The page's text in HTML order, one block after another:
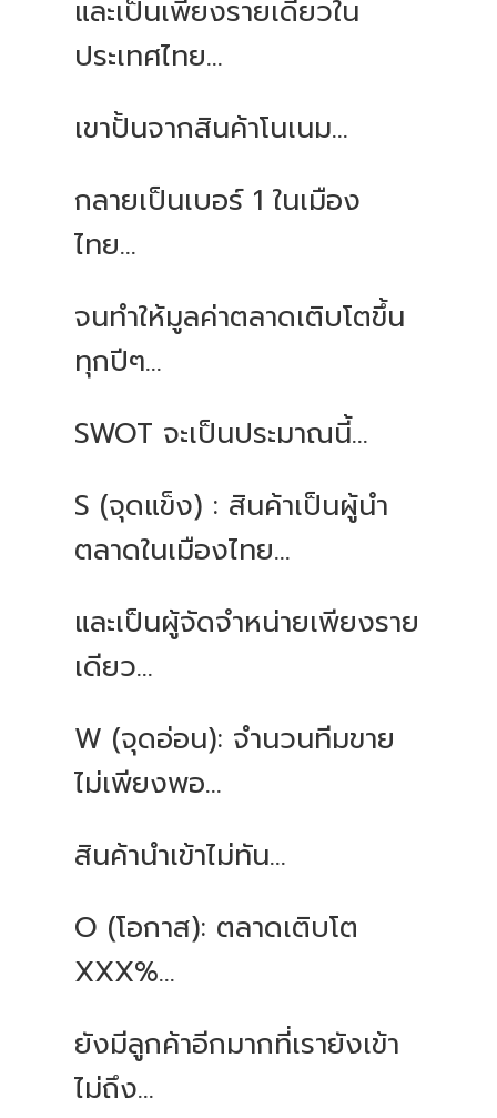
และเป็นเพียงรายเดียวใน
ประเทศไทย...
เขาปั้นจากสินค้าโนเนม...
กลายเป็นเบอร์ 1 ในเมือง
ไทย...
จนทำให้มูลค่าตลาดเติบโตขึ้น
ทุกปีๆ...
SWOT จะเป็นประมาณนี้...
S (จุดแข็ง) : สินค้าเป็นผู้นำ
ตลาดในเมืองไทย...
และเป็นผู้จัดจำหน่ายเพียงราย
เดียว...
W (จุดอ่อน): จำนวนทีมขาย
ไม่เพียงพอ...
สินค้านำเข้าไม่ทัน...
O (โอกาส): ตลาดเติบโต
XXX%...
ยังมีลูกค้าอีกมากที่เรายังเข้า
ไม่ถึง...